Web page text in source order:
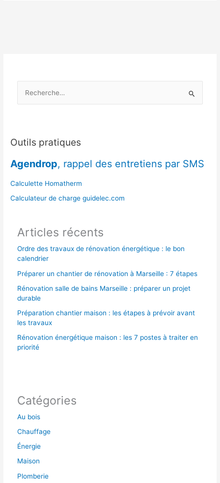
e
c
h
:
Outils pratiques
Agendrop, rappel des entretiens par SMS
Calculette Homatherm
Calculateur de charge guidelec.com
Articles récents
Ordre des travaux de rénovation énergétique : le bon
calendrier
Préparer un chantier de rénovation à Marseille : 7 étapes
Rénovation salle de bains Marseille : préparer un projet
durable
Préparation chantier maison : les étapes à prévoir avant
les travaux
Rénovation énergétique maison : les 7 postes à traiter en
priorité
Catégories
Au bois
Chauffage
Énergie
Maison
Plomberie